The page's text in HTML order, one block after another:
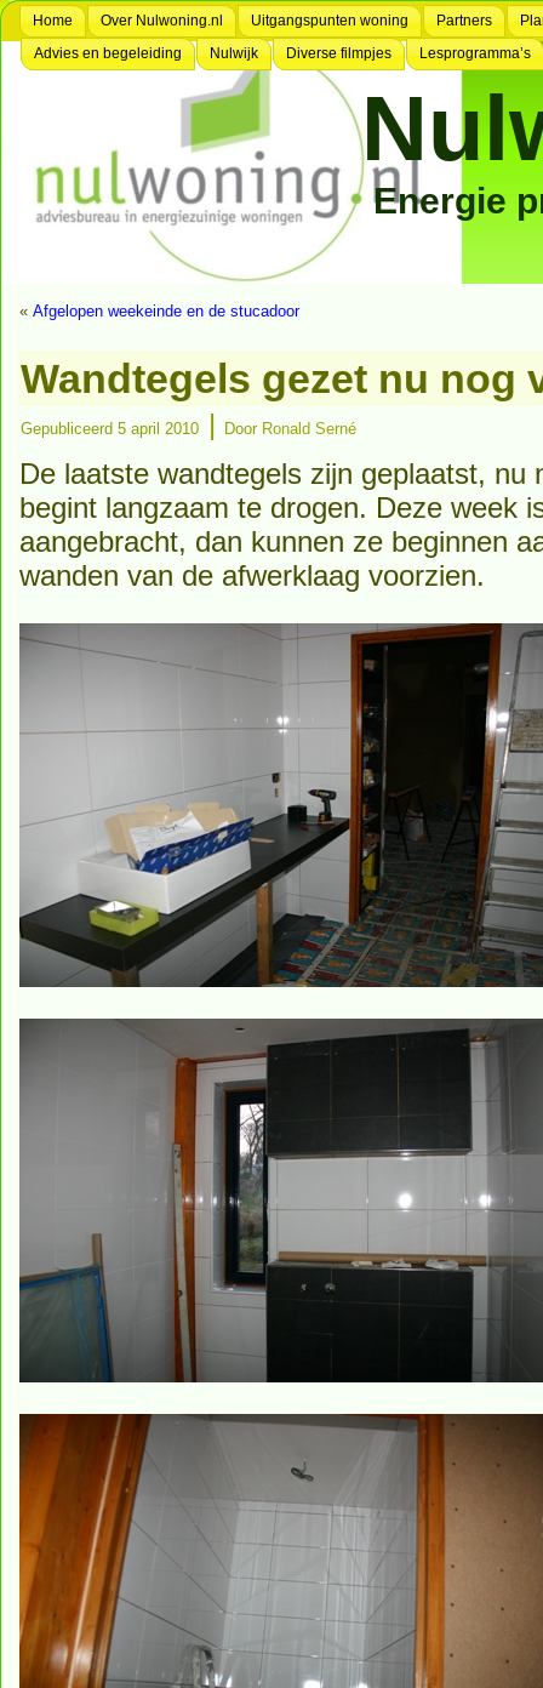
Home Over Nulwoning.nl Uitgangspunten woning Partners
Advies en begeleiding
Nulwijk Diverse filmpjes Lesprogramma’s
Energie
« Afgelopen weekeinde en de stucadoor
Wandtegels gezet nu nog
Gepubliceerd 5 april 2010 | Door Ronald Serné
De laatste wandtegels zijn geplaatst, nu
begint langzaam te drogen. Deze week
aangebracht, dan kunnen ze beginnen
wanden van de afwerklaag voorzien.